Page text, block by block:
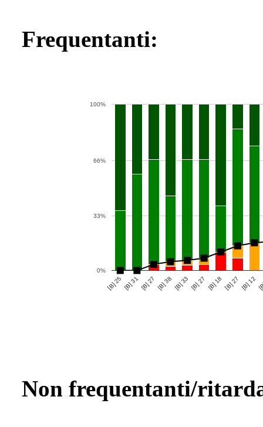
Frequentanti:
[B] 25[B] 31[B] 27 [B] 38[B] 33[B] 27 [B] 18[B] 27 [B] 12
0%
33%
66%
100%
Non frequentanti/